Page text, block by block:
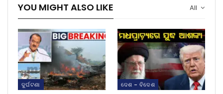
All
YOU MIGHT ALSO LIKE
ଦୁର୍ଘଟଣା ଦେଶ - ବିଦେଶ